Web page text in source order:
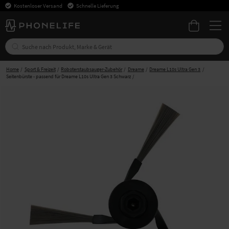
Kostenloser Versand Schnelle Lieferung
Home Sport & Freizeit Roboterstaubsauger-Zubehör Dreame
Dreame L10s Ultra Gen 3
Seitenbürste - passend für Dreame L10s Ultra Gen 3 Schwarz